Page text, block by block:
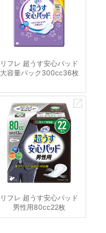
リフレ 超うす安心パッド
大容量パック300cc36枚
リフレ 超うす安心パッド
男性用80cc22枚